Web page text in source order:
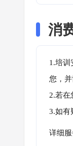
消
1.培训
您，
2.若在
3.如有
详细